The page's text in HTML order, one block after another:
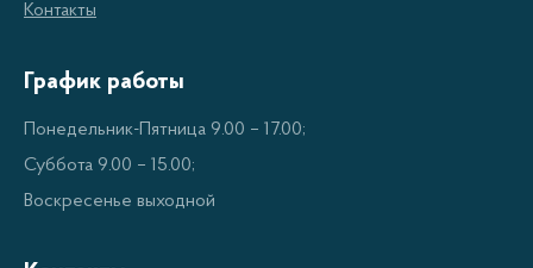
Высокая надежность и качество
Возможность регулировать температуру и
влажность в помещении.
Защита от пыли и бактерий.
Надежный и долговечный механизм
Контакты
График работы
Понедельник-Пятница 9.00 – 17.00;
Суббота 9.00 – 15.00;
Воскресенье выходной